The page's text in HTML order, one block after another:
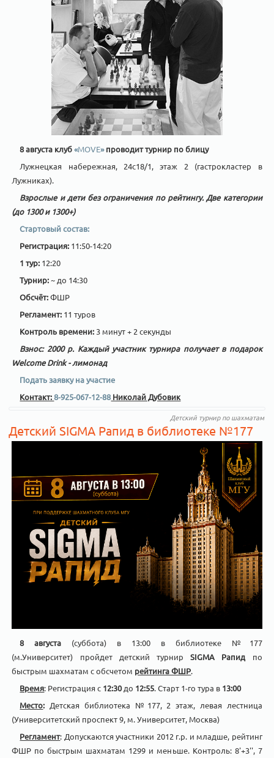
8 августа клуб«MOVE»проводит турнир по блицу
Лужнецкая набережная, 24с18/1, этаж 2 (гастрокластер в
Лужниках).
Взрослые и дети без ограничения по рейтингу. Две категории
(до 1300 и 1300+)
Стартовый состав:
Регистрация: 11:50-14:20
1 тур: 12:20
Турнир:~ до 14:30
Обсчёт:ФШР
Регламент: 11 туров
Контроль времени: 3 минут + 2 секунды
Взнос: 2000 р. Каждый участник турнира получает в подарок
Welcome Drink - лимонад
Подать заявку на участие
Контакт:8-925-067-12-88 Николай Дубовик
Детский турнир по шахматам
Детский SIGMA Рапид в библиотеке №177
8 августа (суббота) в 13:00 в библиотеке №177
(м.Университет) пройдет детский турнирSIGMA Рапид по
быстрым шахматам с обсчетом рейтинга ФШР.
Время: Регистрация с 12:30до 12:55. Старт 1-го тура в 13:00
Место: Детская библиотека №177, 2 этаж, левая лестница
(Университетский проспект 9, м. Университет, Москва)
Регламент: Допускаются участники 2012 г.р. и младше, рейтинг
ФШР по быстрым шахматам 1299 и меньше. Контроль: 8'+3'', 7